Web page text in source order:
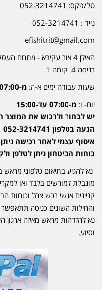
טל/פקס: 052-3214741
נייד : 052-3214741
efishitrit@gmail.com
כניסה 4. קומה 1
שעות עבודה ימים א-ה: מ-07:00 עד-20:00
יום- ו: מ-07:00 עד-15:00
יש לבחור ולרכוש את
הגעה בטלפון 052-3214741
איסוף עצמי לאחר רכישה
כוחות הביטחון ניתן לטלפן
נא להגיע בתיאום טלפוני
מוגבלת למורשים בלבד ואו
קניינים אנשי רכש צהל וכוחות
והחילות השונים כניסה תתאפשר
נא להזדהות מראש מאיזה ארגון
וסיוע.